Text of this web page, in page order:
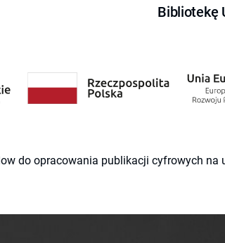
Bibliotekę
do opracowania publikacji cyfrowych na